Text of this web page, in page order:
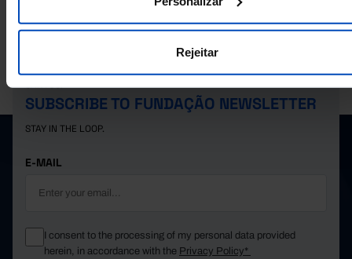
Rejeitar
2023
10,641 4,199
1,799
2,391 1,990
PORDATA IS A PROJECT OF THE FUNDAÇÃO FRANCISCO MANUEL DOS
SANTOS.
SUBSCRIBE TO FUNDAÇÃO NEWSLETTER
STAY IN THE LOOP.
E-MAIL
I consent to the processing of my personal data provided
herein, in accordance with the Privacy Policy*